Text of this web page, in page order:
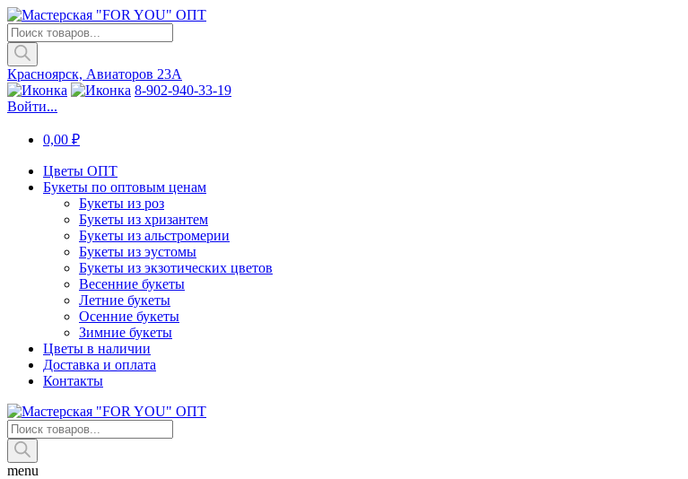
Поиск
товаров
Красноярск, Авиаторов 23А
8-902-940-33-19
Войти...
0,00 ₽
Цветы ОПТ
Букеты по оптовым ценам
Букеты из роз
Букеты из хризантем
Букеты из альстромерии
Букеты из эустомы
Букеты из экзотических цветов
Весенние букеты
Летние букеты
Осенние букеты
Зимние букеты
Цветы в наличии
Доставка и оплата
Контакты
Поиск
товаров
menu